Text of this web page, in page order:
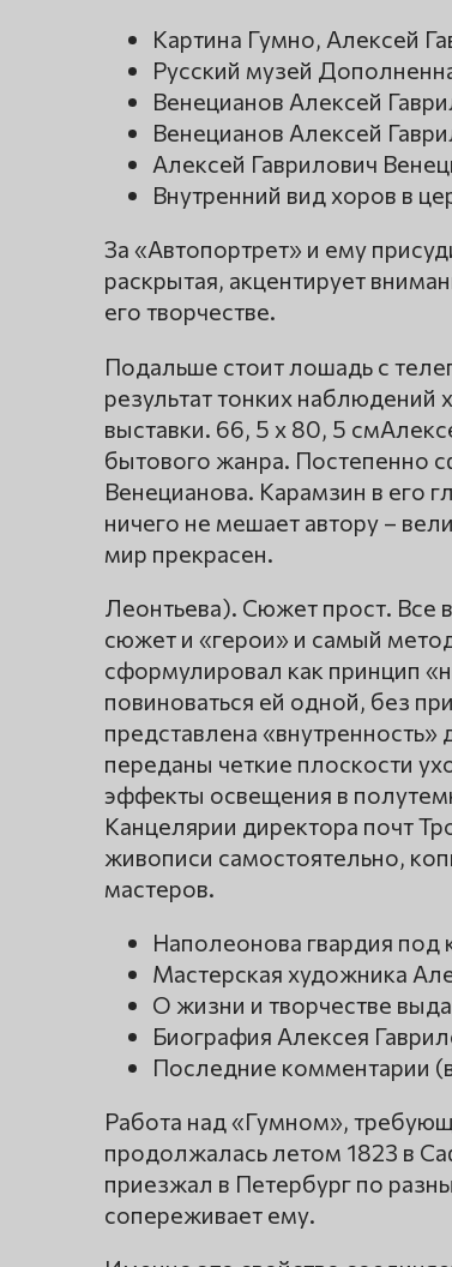
Картина Гумно, Алексей
Русский музей
Венецианов Алексей
Венецианов Алексей
Алексей Гаврилович
Внутренний вид хоров в
За «Автопортрет» и ему
раскрытая, акцентирует
его творчестве.
Подальше стоит лошадь с
результат тонких наблюдений
выставки. 66, 5 х 80, 5
бытового жанра. Постепенно
Венецианова. Карамзин в его
ничего не мешает автору –
мир прекрасен.
Леонтьева). Сюжет прост. Все
сюжет и «герои» и самый
сформулировал как принцип
повиноваться ей одной, без
представлена
переданы четкие плоскости
эффекты освещения в
Канцелярии директора почт
живописи самостоятельно,
мастеров.
Наполеонова гвардия под
Мастерская художника
О жизни и творчестве
Биография Алексея
Последние комментарии
Работа над «Гумном»,
продолжалась летом 1823 в
приезжал в Петербург по
сопереживает ему.